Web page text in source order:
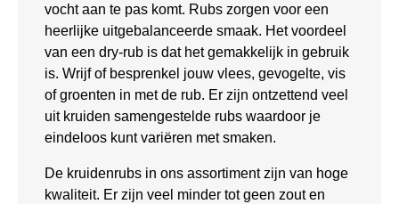
vocht aan te pas komt. Rubs zorgen voor een
heerlijke uitgebalanceerde smaak. Het voordeel
van een dry-rub is dat het gemakkelijk in gebruik
is. Wrijf of besprenkel jouw vlees, gevogelte, vis
of groenten in met de rub. Er zijn ontzettend veel
uit kruiden samengestelde rubs waardoor je
eindeloos kunt variëren met smaken.
De kruidenrubs in ons assortiment zijn van hoge
kwaliteit. Er zijn veel minder tot geen zout en